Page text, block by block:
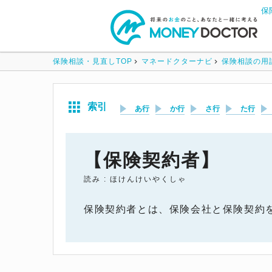
保
保険相談・見直しTOP マネードクターナビ 保険相談の用
索引 あ行 か行 さ行 た行
【保険契約者】
読み : ほけんけいやくしゃ
保険契約者とは、保険会社と保険契約